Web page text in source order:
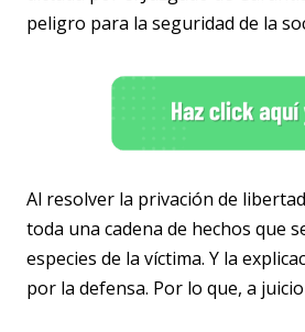
peligro para la seguridad de la
Al resolver la privación de
toda una cadena de hechos que
especies de la víctima. Y la
por la defensa. Por lo que, a